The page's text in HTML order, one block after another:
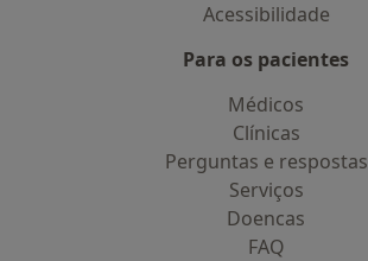
Acessibilidade
Para os pacientes
Médicos
Clínicas
Perguntas e respostas
Serviços
Doencas
FAQ